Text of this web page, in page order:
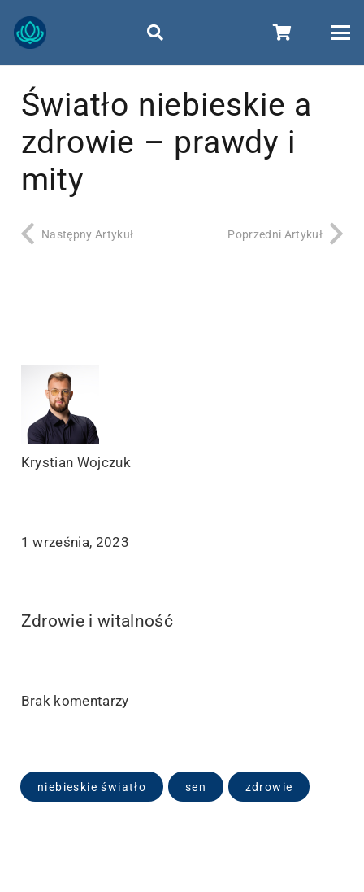
Światło niebieskie a
zdrowie – prawdy i
mity
Następny Artykuł Poprzedni Artykuł
Krystian Wojczuk
1 września, 2023
Zdrowie i witalność
Brak komentarzy
niebieskie światło sen zdrowie